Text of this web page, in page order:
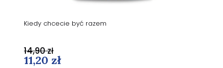
Kiedy chcecie być razem
11,20 zł
14,90 zł